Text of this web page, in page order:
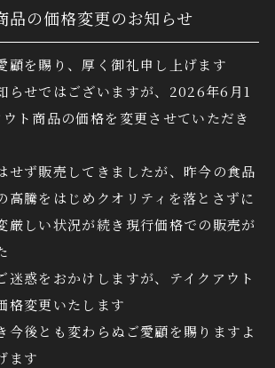
品の価格変更のお知らせ
顧を賜り、厚く御礼申し上げます
らせではございますが、2026年6月1
ト商品の価格を変更させていただき
せず販売してきましたが、昨今の食品
高騰をはじめクオリティを落とさずに
厳しい状況が続き現行価格での販売が
迷惑をおかけしますが、テイクアウト
格変更いたします
今後とも変わらぬご愛顧を賜りますよ
ます